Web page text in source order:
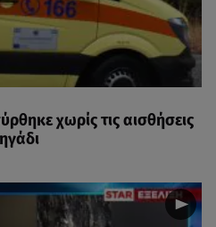
χωρίς τις αισθήσεις